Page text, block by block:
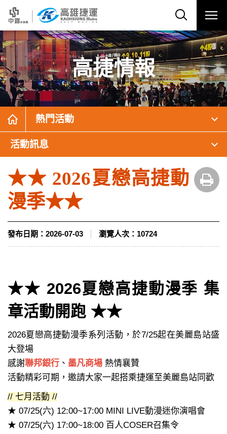
高捷情報
熱門活動
活動訊息
★★ 2026夏戀高捷動
漫季★★
發布日期： 2026-07-03 瀏覽人次： 10724
★★ 2026夏戀高捷動漫季 集
章活動開跑 ★★
2026夏戀高捷動漫季系列活動，於7/25起在美麗島站盛
大登場
感謝聯邦銀行 、 墨凡商場 熱情襄贊
活動精彩可期，邀請大家一起搭乘捷運至美麗島站同歡
// 七月活動 //
★ 07/25(六) 12:00~17:00 MINI LIVE動漫迷你演唱會
★ 07/25(六) 17:00~18:00 百人COSER召集令